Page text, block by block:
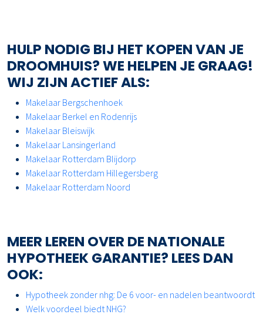
HULP NODIG BIJ HET KOPEN VAN JE
DROOMHUIS? WE HELPEN JE GRAAG!
WIJ ZIJN ACTIEF ALS:
Makelaar Bergschenhoek
Makelaar Berkel en Rodenrijs
Makelaar Bleiswijk
Makelaar Lansingerland
Makelaar Rotterdam Blijdorp
Makelaar Rotterdam Hillegersberg
Makelaar Rotterdam Noord
MEER LEREN OVER DE NATIONALE
HYPOTHEEK GARANTIE? LEES DAN
OOK:
Hypotheek zonder nhg: De 6 voor- en nadelen beantwoordt
Welk voordeel biedt NHG?